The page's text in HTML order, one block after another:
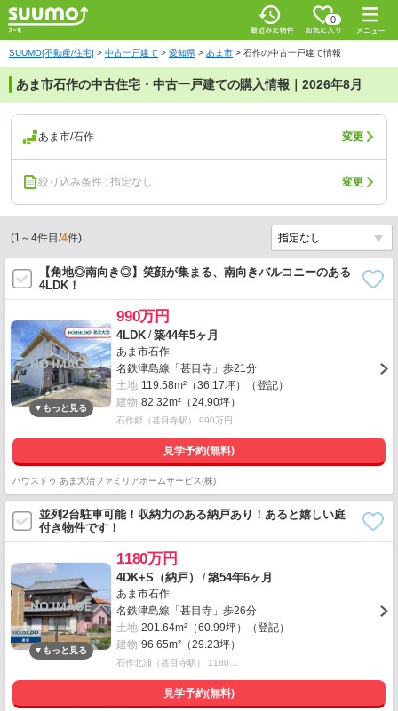
0
SUUMO[不動産/住宅] > 中古一戸建て > 愛知県 > あま市 > 石作の中古一戸建て情報
あま市石作の中古住宅・中古一戸建ての購入情報｜2026年8月
あま市/石作 変更
絞り込み条件 : 指定なし 変更
(1 ～4件目/4件)
【角地◎南向き◎】笑顔が集まる、南向きバルコニーのある
4LDK！
990万円
4LDK /築44年5ヶ月
あま市石作
名鉄津島線「甚目寺」歩21分
土地 119.58m²（36.17坪）（登記）
建物 82.32m²（24.90坪）
石作郷（甚目寺駅） 990万円
見学予約(無料)
ハウスドゥ あま大治ファミリアホームサービス(株)
並列2台駐車可能！収納力のある納戸あり！あると嬉しい庭
付き物件です！
1180万円
4DK+S（納戸） /築54年6ヶ月
あま市石作
名鉄津島線「甚目寺」歩26分
土地 201.64m²（60.99坪）（登記）
建物 96.65m²（29.23坪）
石作北浦（甚目寺駅） 1180…
見学予約(無料)